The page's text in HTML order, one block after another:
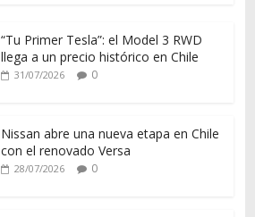
“Tu Primer Tesla”: el Model 3 RWD
llega a un precio histórico en Chile
31/07/2026 0
Nissan abre una nueva etapa en Chile
con el renovado Versa
28/07/2026 0